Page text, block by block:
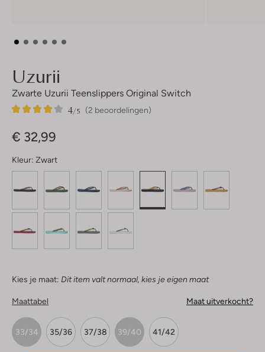
Uzurii
Zwarte Uzurii Teenslippers Original Switch
(2 beoordelingen)
4/5
2
4
€ 32,99
Kleur: Zwart
Kies je maat: Dit item valt normaal, kies je eigen maat
Maattabel Maat uitverkocht?
33/34 35/36 37/38 39/40 41/42